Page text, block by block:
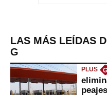
LAS MÁS LEÍDAS
G
PLUS G